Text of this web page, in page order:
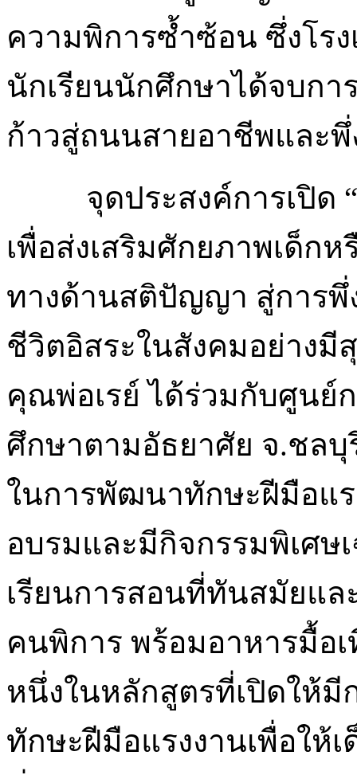
ความพิการซ้ำซ้อน ซึ่งโรง
นักเรียนนักศึกษาได้จบก
ก้าวสู่ถนนสายอาชีพและพึ่
จุดประสงค์การเปิด
เพื่อส่งเสริมศักยภาพเด็ก
ทางด้านสติปัญญา สู่การพึ่
ชีวิตอิสระในสังคมอย่างมี
คุณพ่อเรย์ ได้ร่วมกับศูนย์
ศึกษาตามอัธยาศัย จ.ชล
ในการพัฒนาทักษะฝีมือแ
อบรมและมีกิจกรรมพิเศ
เรียนการสอนที่ทันสมัยแ
คนพิการ พร้อมอาหารมื้อ
หนึ่งในหลักสูตรที่เปิดให้
ทักษะฝีมือแรงงานเพื่อให้